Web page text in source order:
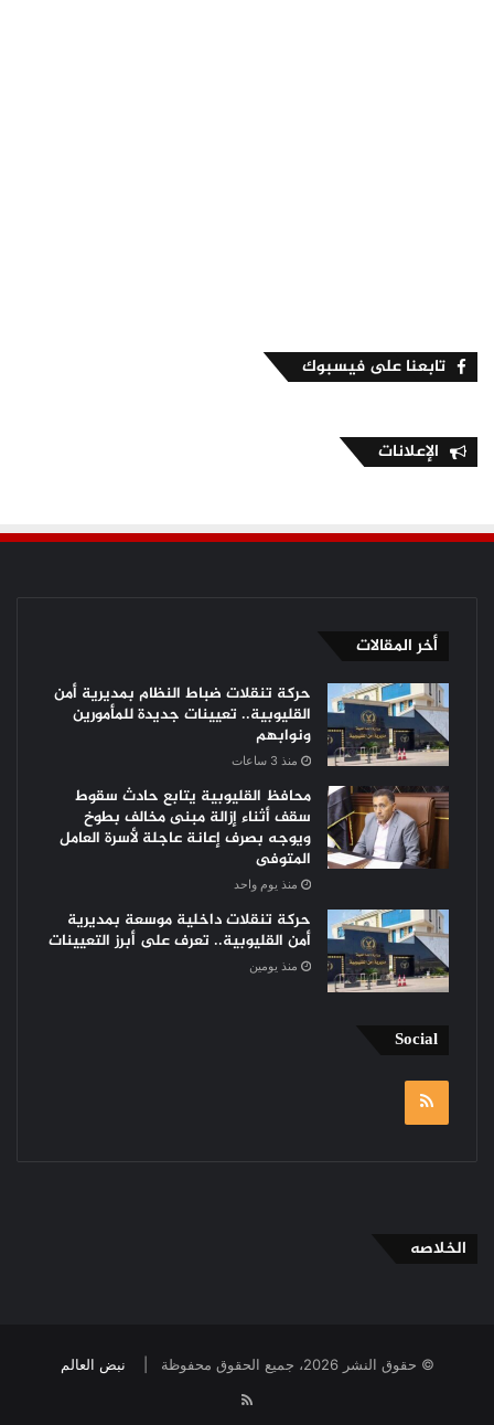
تابعنا على فيسبوك
الإعلانات
أخر المقالات
حركة تنقلات ضباط النظام بمديرية أمن
القليوبية.. تعيينات جديدة للمأمورين
ونوابهم
منذ 3 ساعات
محافظ القليوبية يتابع حادث سقوط
سقف أثناء إزالة مبنى مخالف بطوخ
ويوجه بصرف إعانة عاجلة لأسرة العامل
المتوفى
منذ يوم واحد
حركة تنقلات داخلية موسعة بمديرية
أمن القليوبية.. تعرف على أبرز التعيينات
منذ يومين
Social
RSS
الخلاصه
© حقوق النشر 2026، جميع الحقوق محفوظة |
نبض العالم
RSS